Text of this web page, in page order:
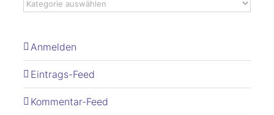
Anmelden
Eintrags-Feed
Kommentar-Feed